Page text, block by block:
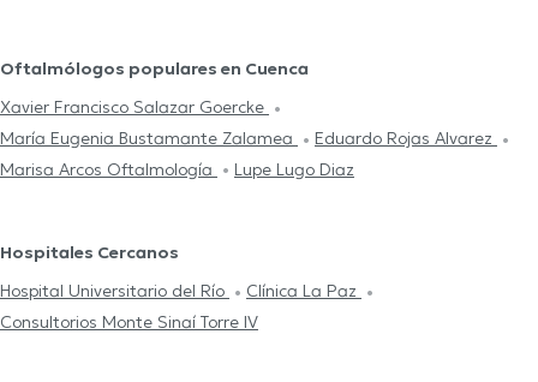
Oftalmólogos populares en Cuenca
Xavier Francisco Salazar Goercke
María Eugenia Bustamante Zalamea
Eduardo Rojas Alvarez
Marisa Arcos Oftalmología
Lupe Lugo Diaz
Hospitales Cercanos
Hospital Universitario del Río
Clínica La Paz
Consultorios Monte Sinaí Torre IV